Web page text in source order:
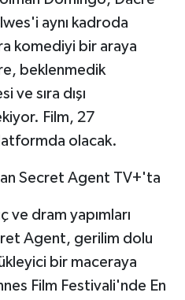
aynı kadroda
komediyi bir araya
beklenmedik
ve sıra dışı
Film, 27
olacak.
Secret Agent TV+'ta
dram yapımları
Agent, gerilim dolu
bir maceraya
Film Festivali'nde En